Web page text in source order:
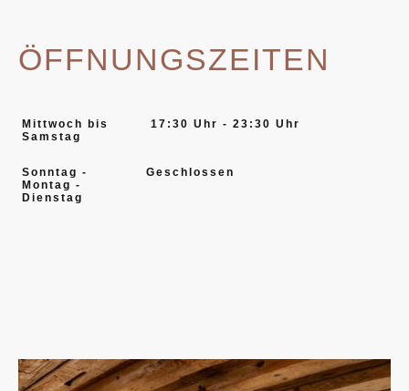
ÖFFNUNGSZEITEN
Mittwoch bis
Samstag
17:30 Uhr - 23:30 Uhr
Sonntag -
Montag -
Dienstag
Geschlossen